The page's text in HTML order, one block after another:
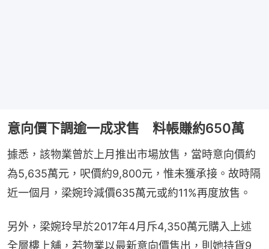
意向價下調逾一成求售 料帳賺約650萬
據悉，該物業曾於上月推出市場放售，當時意向價約
為5,635萬元，呎價約9,800元，惟未獲承接。故時隔
近一個月，梁婉玲減價635萬元或約11%再度放售。
另外，梁婉玲早於2017年4月斥4,350萬元購入上述
全層樓上舖，若物業以最新意向價售出，則她持貨9